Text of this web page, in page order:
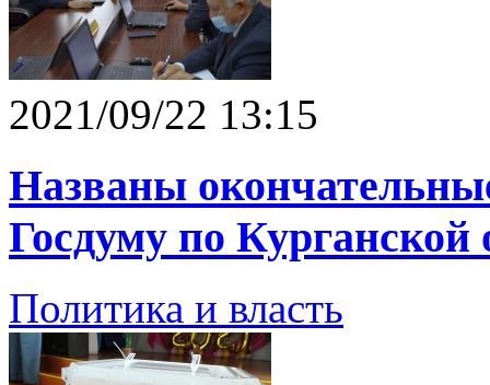
2021/09/22 13:15
Названы
Госдуму по Курганской
Политика и власть